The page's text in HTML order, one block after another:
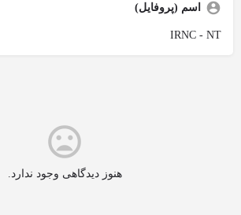
اسم (پروفایل)
IRNC - NT
هنوز دیدگاهی وجود ندارد.